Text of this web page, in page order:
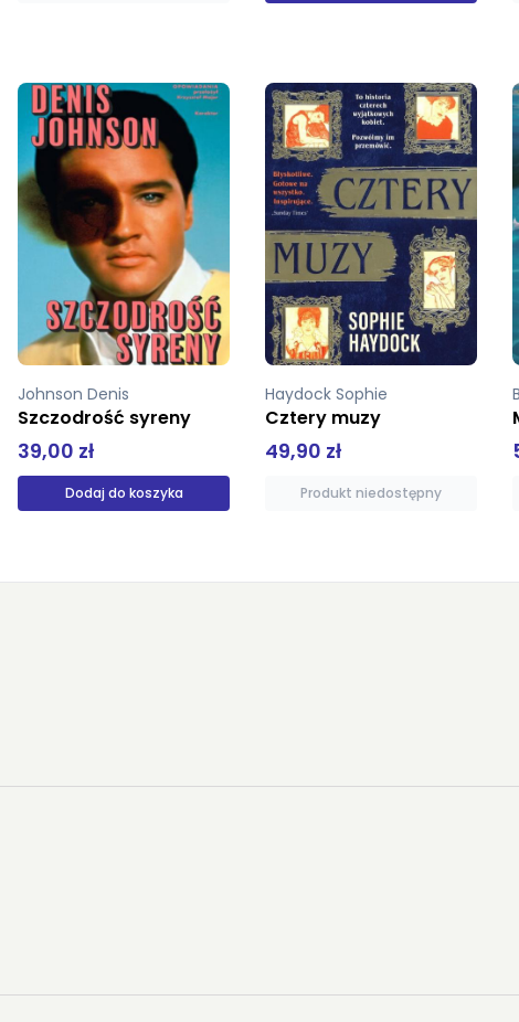
Haydock Sophie
Cztery muzy
49,90 zł
Produkt niedostępny
Backman Fredrik
Moi przyjaciele
52,90 zł
Produkt niedostępny